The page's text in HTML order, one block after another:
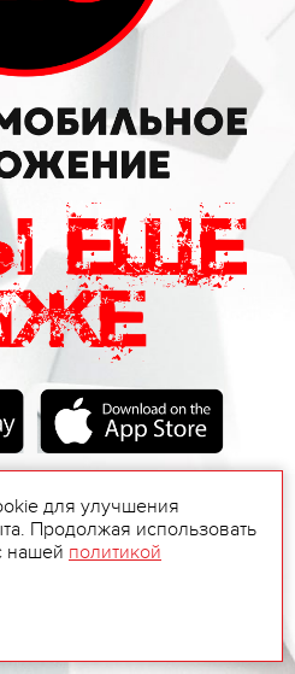
для улучшения
Продолжая использовать
нашей политикой